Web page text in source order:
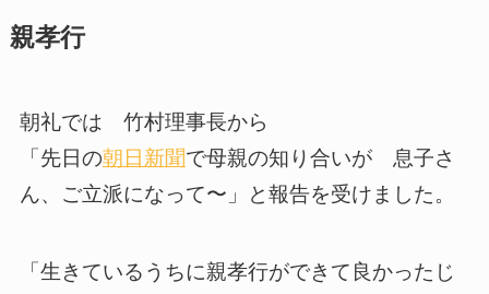
親孝行
朝礼では 竹村理事長から
「先日の朝日新聞で母親の知り合いが 息子さ
ん、ご立派になって〜」と報告を受けました。
「生きているうちに親孝行ができて良かったじ